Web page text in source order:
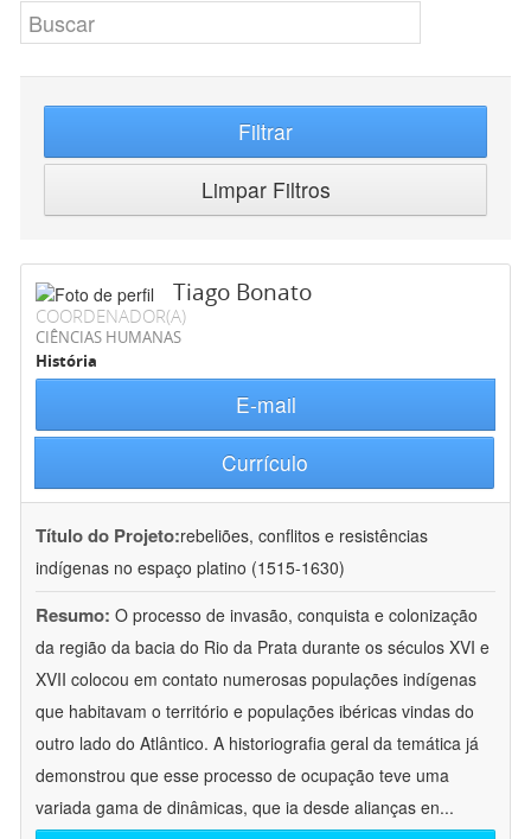
Filtrar
Limpar Filtros
Tiago Bonato
COORDENADOR(A)
CIÊNCIAS HUMANAS
História
E-mail
Currículo
Título do Projeto:rebeliões, conflitos e resistências
indígenas no espaço platino (1515-1630)
Resumo: O processo de invasão, conquista e colonização
da região da bacia do Rio da Prata durante os séculos XVI e
XVII colocou em contato numerosas populações indígenas
que habitavam o território e populações ibéricas vindas do
outro lado do Atlântico. A historiografia geral da temática já
demonstrou que esse processo de ocupação teve uma
variada gama de dinâmicas, que ia desde alianças en...